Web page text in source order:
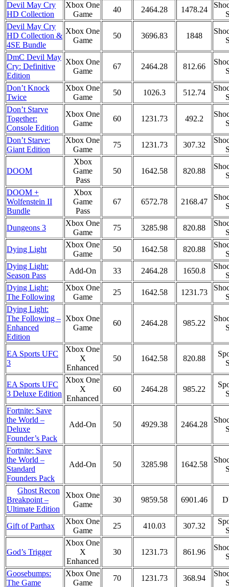
Devil May Cry
HD Collection
Xbox One
Game
40 2464.28 1478.24
Devil May Cry
HD Collection &
4SE Bundle
Xbox One
Game
50 3696.83 1848
DmC Devil May
Cry: Definitive
Edition
Xbox One
Game
67 2464.28 812.66
Don’t Knock
Twice
Xbox One
Game
50 1026.3 512.74
Don’t Starve
Together:
Console Edition
Xbox One
Game
60 1231.73 492.2
Don’t Starve:
Giant Edition
Xbox One
Game
75 1231.73 307.32
DOOM
Xbox
Game
Pass
50 1642.58 820.88
DOOM +
Wolfenstein II
Bundle
Xbox
Game
Pass
67 6572.78 2168.47
Dungeons 3
Xbox One
Game
75 3285.98 820.88
Dying Light
Xbox One
Game
50 1642.58 820.88
Dying Light:
Season Pass
Add-On 33 2464.28 1650.8
Dying Light:
The Following
Xbox One
Game
25 1642.58 1231.73
Dying Light:
The Following –
Enhanced
Edition
Xbox One
Game
60 2464.28 985.22
EA Sports UFC
3
Xbox One
X
Enhanced
50 1642.58 820.88
EA Sports UFC
3 Deluxe Edition
Xbox One
X
Enhanced
60 2464.28 985.22
Fortnite: Save
the World –
Deluxe
Founder’s Pack
Add-On 50 4929.38 2464.28
Fortnite: Save
the World –
Standard
Founders Pack
Add-On 50 3285.98 1642.58
Ghost Recon
Breakpoint –
Ultimate Edition
Xbox One
Game
30 9859.58 6901.46
Gift of Parthax
Xbox One
Game
25 410.03 307.32
God’s Trigger
Xbox One
X
Enhanced
30 1231.73 861.96
Goosebumps:
The Game
Xbox One
Game
70 1231.73 368.94